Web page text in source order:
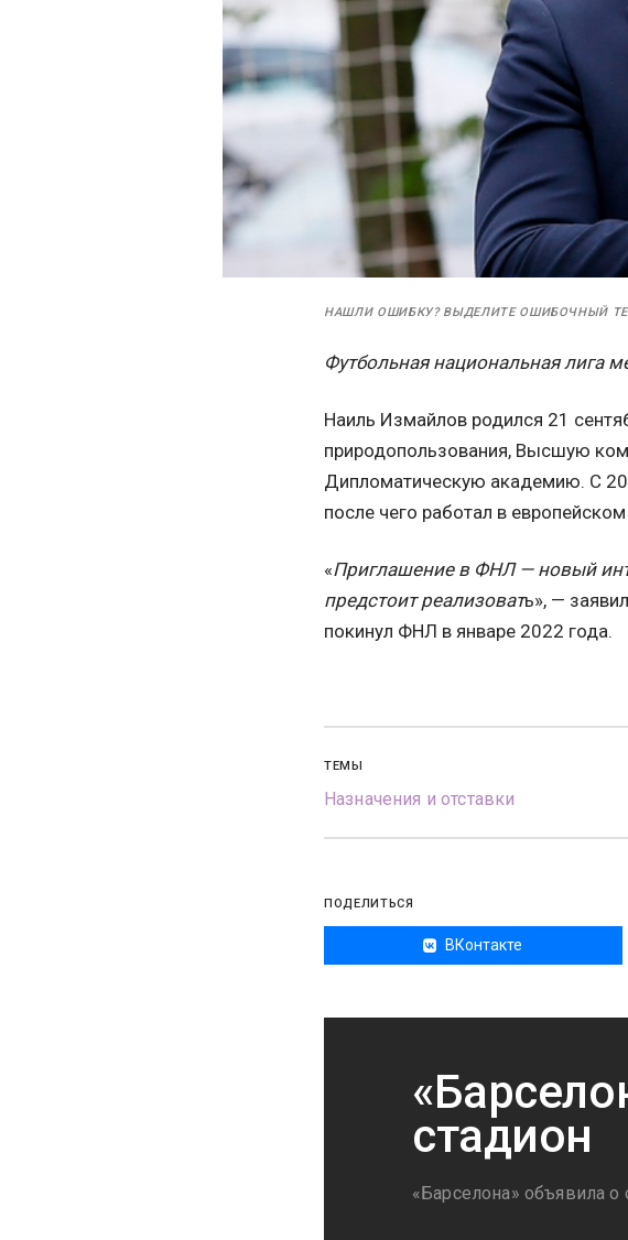
НАШЛИ ОШИБКУ? ВЫДЕЛИТЕ ОШИБОЧНЫЙ
Футбольная национальная лига
Наиль Измайлов родился 21
природопользования, Высшую
Дипломатическую академию. С
после чего работал в
«Приглашение в ФНЛ — новый
предстоит реализовать», —
покинул ФНЛ в январе 2022 года.
ТЕМЫ
Назначения и отставки
ПОДЕЛИТЬСЯ
ВКонтакте
стадион
«Барселона» объявила